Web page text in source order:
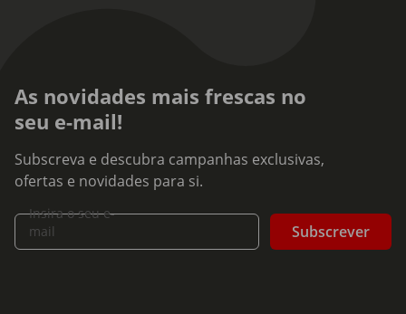
As novidades mais frescas no
seu e-mail!
Subscreva e descubra campanhas exclusivas,
ofertas e novidades para si.
Insira o seu e-
mail
Subscrever